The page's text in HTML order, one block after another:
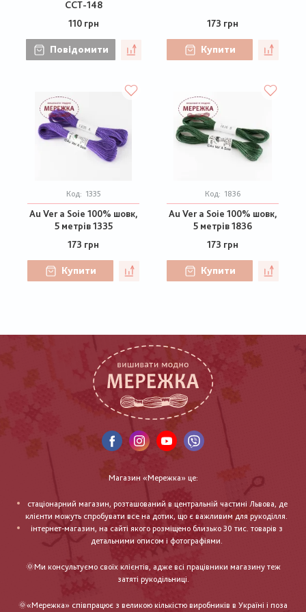
CCT-148
110 грн
Повідомити
173 грн
Купити
Код: 1335
Au Ver a Soie 100% шовк,
5 метрів 1335
173 грн
Купити
Код: 1836
Au Ver a Soie 100% шовк,
5 метрів 1836
173 грн
Купити
Магазин «Мережка» це:
стаціонарний магазин, розташований в центральній частині Львова, де
клієнти можуть спробувати все на дотик, що є важливим для рукоділля.
інтернет-магазин, на сайті якого розміщено близько 30 тис. товарів з
детальними описом і фотографіями.
🌞Ми консультуємо своїх клієнтів, адже всі працівники магазину теж
затяті рукодільниці.
🌞«Мережка» співпрацює з великою кількістю виробників в Україні і поза